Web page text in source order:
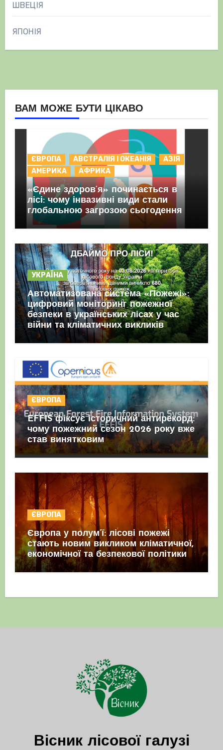
ШВЕЦІЯ
ЯПОНІЯ
ВАМ МОЖЕ БУТИ ЦІКАВО
ЄВРОПА АВСТРАЛІЯ І ОКЕАНІЯ
АЗІЯ
АМЕРИКА
АФРИКА
«Єдине здоров’я» починається в
лісі: чому інвазивні види стали
глобальною загрозою сьогодення
УКРАЇНА
Автоматизована система «Пожежі»:
цифровий моніторинг пожежної
безпеки в українських лісах у час
війни та кліматичних викликів
ЄВРОПА
EFFIS фіксує історичний антирекорд:
чому пожежний сезон 2026 року вже
став винятковим
ЄВРОПА
Європа у полум’ї: лісові пожежі
стають новим викликом кліматичної,
економічної та безпекової політики
Вісник лісової галузі